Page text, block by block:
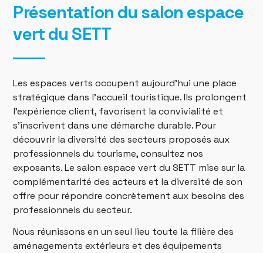
Présentation du salon espace
vert du SETT
Les espaces verts occupent aujourd’hui une place
stratégique dans l’accueil touristique. Ils prolongent
l’expérience client, favorisent la convivialité et
s’inscrivent dans une démarche durable. Pour
découvrir la diversité des secteurs proposés aux
professionnels du tourisme, consultez nos
exposants. Le salon espace vert du SETT mise sur la
complémentarité des acteurs et la diversité de son
offre pour répondre concrètement aux besoins des
professionnels du secteur.
Nous réunissons en un seul lieu toute la filière des
aménagements extérieurs et des équipements